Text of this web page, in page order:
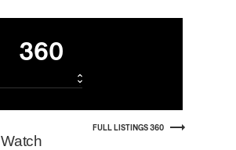
360
FULL LISTINGS 360
Watch